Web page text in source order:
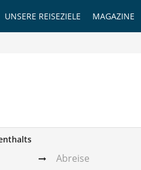
MAGAZINE
UNSERE REISEZIELE